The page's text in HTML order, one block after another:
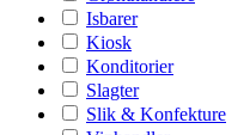
Isbarer
Kiosk
Konditorier
Slagter
Slik & Konfekture